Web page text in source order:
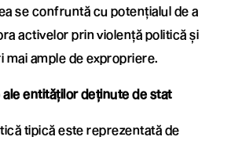
se confruntă cu potențialul de a
activelor prin violență politică și
mai ample de expropriere.
ale entităților deținute de stat
tipică este reprezentată de